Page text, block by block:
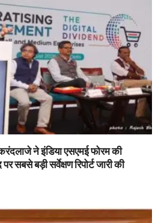
ने इंडिया एसएमई फोरम की
सबसे बड़ी सर्वेक्षण रिपोर्ट जारी की